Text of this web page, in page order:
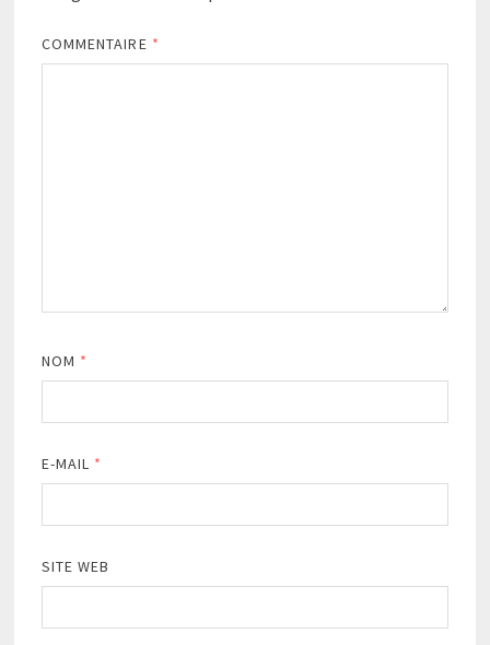
COMMENTAIRE *
NOM *
E-MAIL *
SITE WEB